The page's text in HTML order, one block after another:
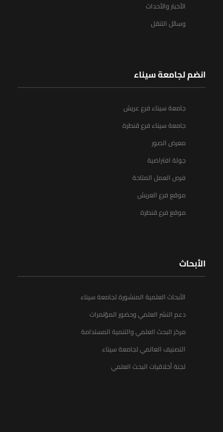
الأخبار والأحداث
وسائل التنقل
انضم لجامعة سيناء
جامعة سيناء فرع عريش
جامعة سيناء فرع قنطرة
معرض الصور
جولة افتراضية
فرص العمل المتاحة
موقع فرع العريش
موقع فرع قنطرة
الأبحاث
الأبحاث العلمية المنشورة لجامعة سيناء
دعم النشر العلمي وحضور المؤتمرات
مركز البحث العلمي والتنمية المستدامة
التصنيف العالمي لجامعة سيناء
لجنة أخلاقيات البحث العلمي